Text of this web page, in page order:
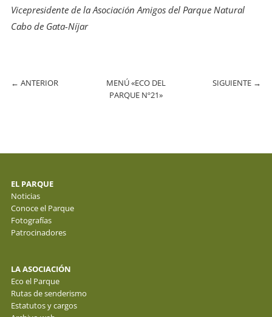
Vicepresidente de la Asociación Amigos del Parque Natural
Cabo de Gata-Níjar
← ANTERIOR
MENÚ «ECO DEL
PARQUE Nº21»
SIGUIENTE →
EL PARQUE
Noticias
Conoce el Parque
Fotografías
Patrocinadores
LA ASOCIACIÓN
Eco el Parque
Rutas de senderismo
Estatutos y cargos